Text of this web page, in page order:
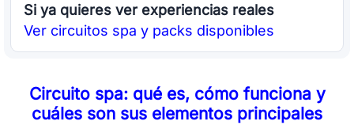
Si ya quieres ver experiencias reales
Ver circuitos spa y packs disponibles
Circuito spa: qué es, cómo funciona y
cuáles son sus elementos principales